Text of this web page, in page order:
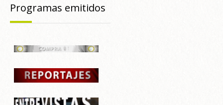
Programas emitidos